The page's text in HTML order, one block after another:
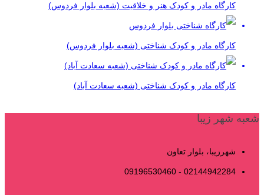
کارگاه مادر و کودک هنر و خلاقیت (شعبه بلوار فردوس)
کارگاه مادر و کودک شناختی (شعبه بلوار فردوس)
کارگاه مادر و کودک شناختی (شعبه سعادت آباد)
شعبه شهر زیبا
شهرزیبا، بلوار تعاون
02144942284 - 09196530460